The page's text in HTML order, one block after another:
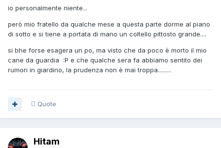
io personalmente niente...
però mio fratello da qualche mese a questa parte dorme al piano
di sotto e si tiene a portata di mano un coltello pittosto grande....
si bhe forse esagera un po, ma visto che da poco è morto il mio
cane da guardia :P e che qualche sera fa abbiamo sentito dei
rumori in giardino, la prudenza non è mai troppa.........
Quote
Hitam